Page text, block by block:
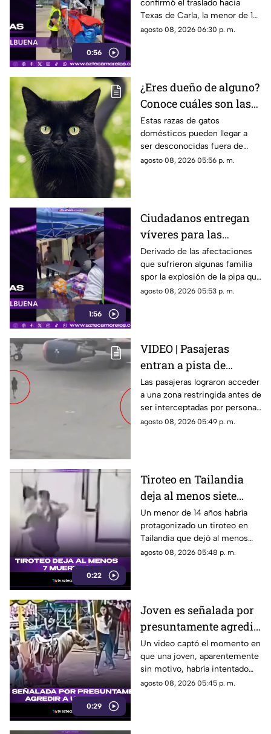
0:56
quemadura en la
explosión de gas LP en
Cuernavaca
confirmó el traslado hacia
Texas de Carla, la menor de 15
años que resultó gravemente
agosto 08, 2026 06:30 p. m.
¿Eres dueño de alguno?
Conoce cuáles son las
cinco razas más raras
de gatos domésticos en
todo el mundo
Estas razas de gatos
domésticos pueden llegar a
ser desconocidas fuera de
círculos especializados, y
agosto 08, 2026 05:56 p. m.
1:56
Ciudadanos entregan
víveres para las
familias afectadas por
la explosión de pipa en
Cuernavaca
Derivado de las afectaciones
que sufrieron algunas familia
spor la explosión de la pipa que
transportaba gas LP,
agosto 08, 2026 05:53 p. m.
VIDEO | Pasajeras
entran a pista de
aeropuerto tras perder
su vuelo; autoridades
logran detenerlas
Las pasajeras lograron acceder
a una zona restringida antes de
ser interceptadas por personal
del aeropuerto.
agosto 08, 2026 05:49 p. m.
0:22
Tiroteo en Tailandia
deja al menos siete
muertos
Un menor de 14 años habría
protagonizado un tiroteo en
Tailandia que dejó al menos
siete personas muertas, entre
agosto 08, 2026 05:48 p. m.
0:29
Joven es señalada por
presuntamente agredir
a un pony en feria de
Pueblo Mágico
Un video captó el momento en
que una joven, aparentemente
sin motivo, habría intentado
agredir a un pequeño pony.
agosto 08, 2026 05:45 p. m.